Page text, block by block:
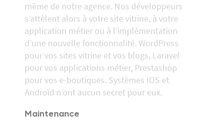
même de notre agence. Nos développeurs
s’attèlent alors à votre site vitrine, à votre
application métier ou à l’implémentation
d’une nouvelle fonctionnalité. WordPress
pour vos sites vitrine et vos blogs, Laravel
pour vos applications métier, Prestashop
pour vos e-boutiques. Systèmes IOS et
Androïd n’ont aucun secret pour eux.
Maintenance